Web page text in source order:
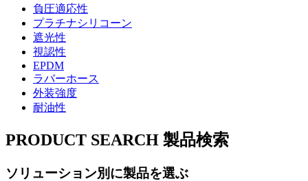
負圧適応性
プラチナシリコーン
遮光性
視認性
EPDM
ラバーホース
外装強度
耐油性
PRODUCT SEARCH 製品検索
ソリューション別に製品を選ぶ